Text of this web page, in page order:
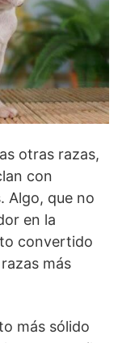
otras razas,
con
Algo, que no
en la
convertido
más
más sólido